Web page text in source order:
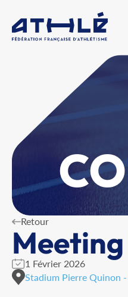
Retour
1 Février 2026
Stadium Pierre Quinon